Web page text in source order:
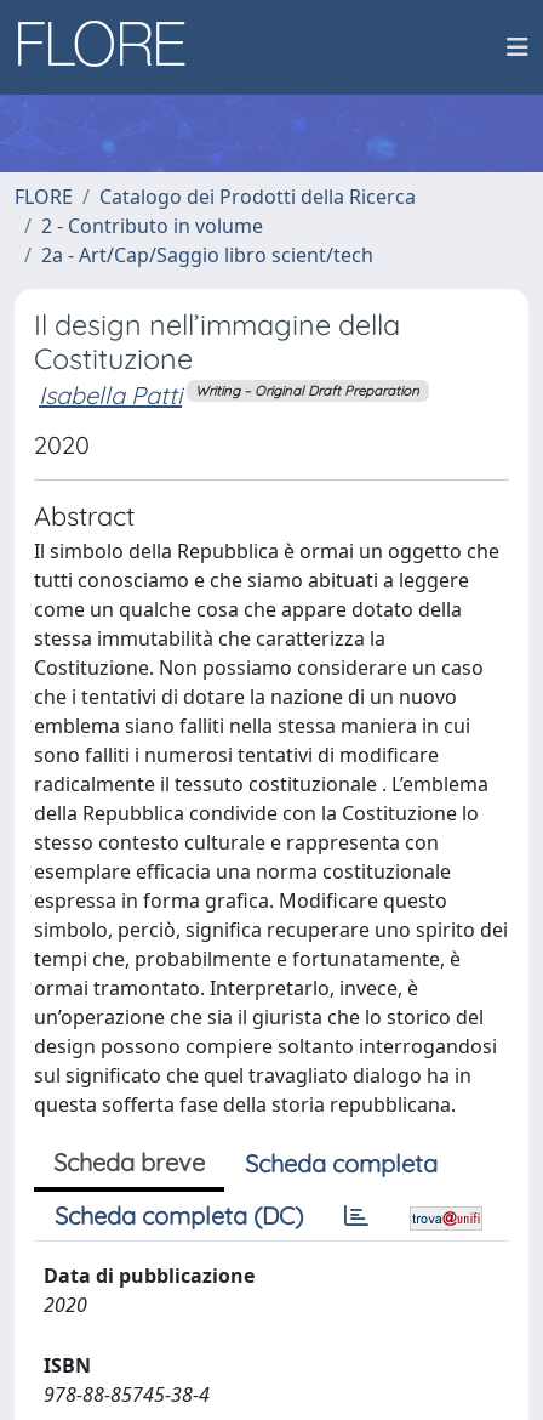
FLORE
Catalogo dei Prodotti della Ricerca
2 - Contributo in volume
2a - Art/Cap/Saggio libro scient/tech
Il design nell’immagine della
Costituzione
Isabella Patti Writing – Original Draft Preparation
2020
Abstract
Il simbolo della Repubblica è ormai un oggetto che
tutti conosciamo e che siamo abituati a leggere
come un qualche cosa che appare dotato della
stessa immutabilità che caratterizza la
Costituzione. Non possiamo considerare un caso
che i tentativi di dotare la nazione di un nuovo
emblema siano falliti nella stessa maniera in cui
sono falliti i numerosi tentativi di modificare
radicalmente il tessuto costituzionale . L’emblema
della Repubblica condivide con la Costituzione lo
stesso contesto culturale e rappresenta con
esemplare efficacia una norma costituzionale
espressa in forma grafica. Modificare questo
simbolo, perciò, significa recuperare uno spirito dei
tempi che, probabilmente e fortunatamente, è
ormai tramontato. Interpretarlo, invece, è
un’operazione che sia il giurista che lo storico del
design possono compiere soltanto interrogandosi
sul significato che quel travagliato dialogo ha in
questa sofferta fase della storia repubblicana.
Scheda breve
Scheda completa
Scheda completa (DC)
Data di pubblicazione
2020
ISBN
978-88-85745-38-4